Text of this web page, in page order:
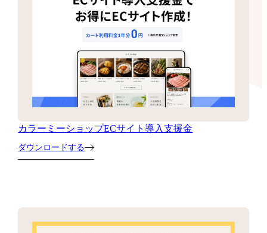
カラーミーショップECサイト導入支援金
ダウンロードする